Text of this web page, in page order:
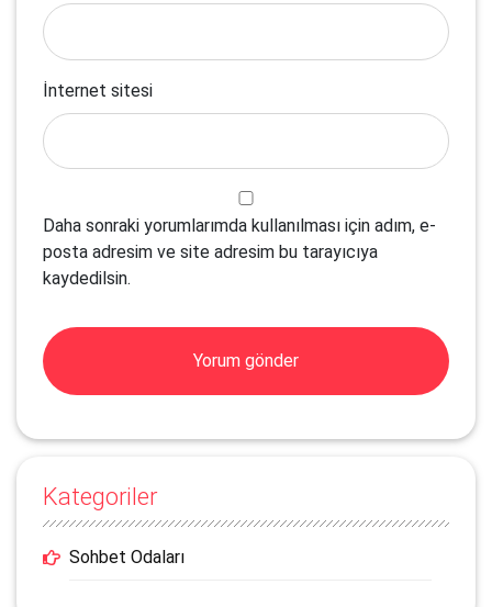
İnternet sitesi
Daha sonraki yorumlarımda kullanılması için adım, e-
posta adresim ve site adresim bu tarayıcıya
kaydedilsin.
Kategoriler
Sohbet Odaları